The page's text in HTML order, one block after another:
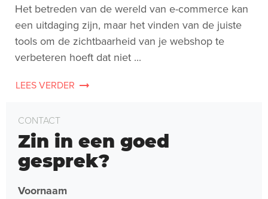
Het betreden van de wereld van e-commerce kan
een uitdaging zijn, maar het vinden van de juiste
tools om de zichtbaarheid van je webshop te
verbeteren hoeft dat niet ...
LEES VERDER
CONTACT
Zin in een goed
gesprek?
Voornaam